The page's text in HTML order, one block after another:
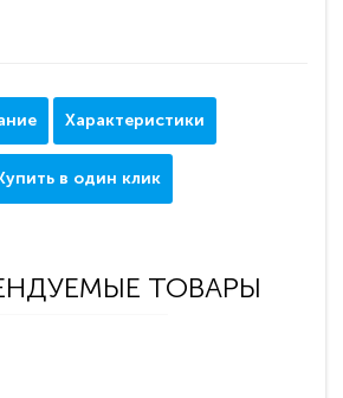
Характеристики
в один клик
ТОВАРЫ